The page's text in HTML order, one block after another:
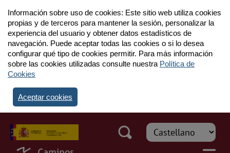
Información sobre uso de cookies: Este sitio web utiliza cookies
propias y de terceros para mantener la sesión, personalizar la
experiencia del usuario y obtener datos estadísticos de
navegación. Puede aceptar todas las cookies o si lo desea
configurar qué tipo de cookies permitir. Para más información
sobre las cookies utilizadas consulte nuestra Política de
Cookies
Aceptar cookies